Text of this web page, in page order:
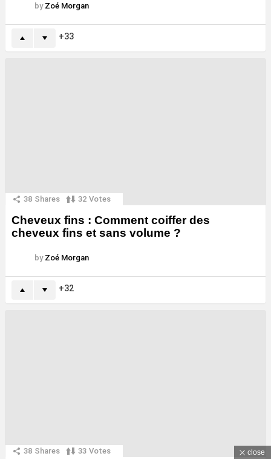
by Zoé Morgan
33
38 Shares 32 Votes
Cheveux fins : Comment coiffer des
cheveux fins et sans volume ?
by Zoé Morgan
32
38 Shares 33 Votes close